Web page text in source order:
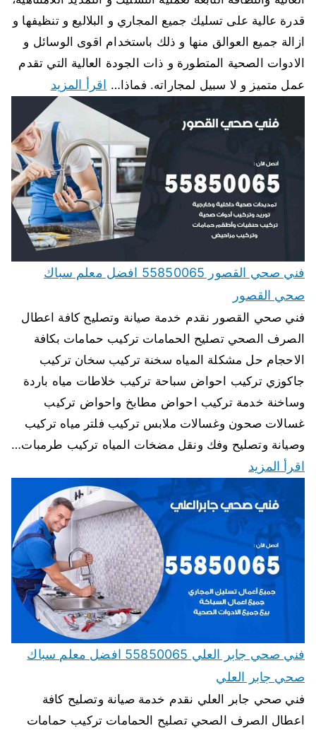
قدرة عالية على تسليك جميع المجاري و البلاليع و تنظيفها و
ازالة جميع العوالق منها و ذلك باستخدام اقوى الوسائل و
الادوات الصحية المتطورة و ذات الجودة العالية التي تقدم
عمل متميز و لا سبيل لمجاراته. فماذا… اقرأ المزيد
فني صحي القصور 55850065 افضل معلم سباك
صحي القصور
فني صحي القصور نقدم خدمة صيانة وتصليح كافة اعطال
الصرف الصحي تصليح الحمامات تركيب حمامات بكافة
الاحجام حل مشكلة المياه سخنة تركيب سخان تركيب
جاكوزي تركيب احواض سباحة تركيب خلاطات مياه باردة
وساخنة خدمة تركيب احواض مطابخ واحواض تركيب
غسالات صحون وغسالات ملابس تركيب فلتر مياه تركيب
وصيانة وتصليح وفك ونقل مضخات المياه تركيب طرمبات…
اقرأ المزيد
فني صحي جابر العلي 55850065 افضل معلم سباك
صحي جابر العلي
فني صحي جابر العلي نقدم خدمة صيانة وتصليح كافة
اعطال الصرف الصحي تصليح الحمامات تركيب حمامات